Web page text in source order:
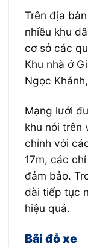
Trên địa
nhiều khu
cơ sở các
Khu nhà ở
Ngọc
Mạng lưới
khu nói trên
chỉnh với
17m, các
đảm bảo.
dài tiếp tục
hiệu quả.
Bãi đỗ xe